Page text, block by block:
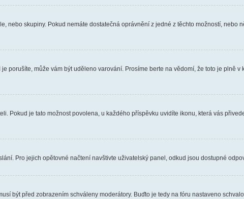
nebo skupiny. Pokud nemáte dostatečná oprávnění z jedné z těchto možností, nebo
porušíte, může vám být uděleno varování. Prosíme berte na vědomí, že toto je plně
Pokud je tato možnost povolena, u každého příspěvku uvidíte ikonu, která vás
Pro jejich opětovné načtení navštivte uživatelský panel, odkud jsou dostupné
být před zobrazením schváleny moderátory. Buďto je tedy na fóru nastaveno